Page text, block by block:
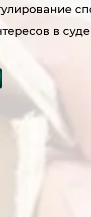
в суде